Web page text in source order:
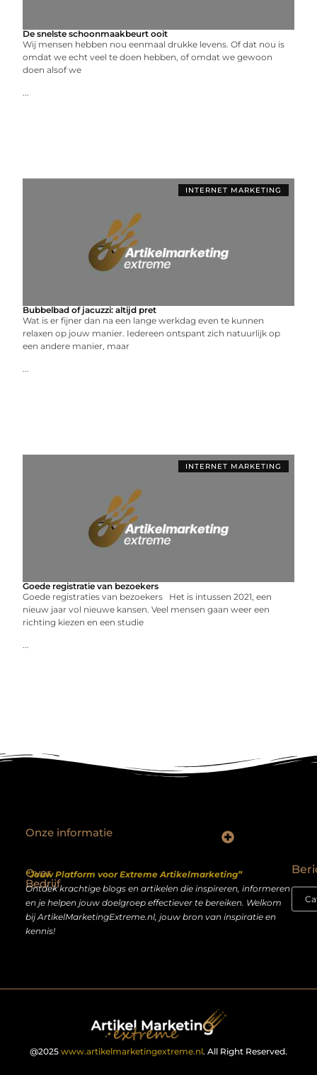
De snelste schoonmaakbeurt ooit
Wij mensen hebben nou eenmaal drukke levens. Of dat nou is
omdat we echt veel te doen hebben, of omdat we gewoon
doen alsof we
...
INTERNET MARKETING
Bubbelbad of jacuzzi: altijd pret
Wat is er fijner dan na een lange werkdag even te kunnen
relaxen op jouw manier. Iedereen ontspant zich natuurlijk op
een andere manier, maar
...
INTERNET MARKETING
Goede registratie van bezoekers
Goede registraties van bezoekers Het is intussen 2021, een
nieuw jaar vol nieuwe kansen. Veel mensen gaan weer een
richting kiezen en een studie
...
Over
Bedrijf
“Jouw Platform voor Extreme Artikelmarketing”
Ontdek krachtige blogs en artikelen die inspireren, informeren
en je helpen jouw doelgroep effectiever te bereiken. Welkom
bij ArtikelMarketingExtreme.nl, jouw bron van inspiratie en
kennis!
Onze informatie
@2025 www.artikelmarketingextreme.nl. All Right Reserved.